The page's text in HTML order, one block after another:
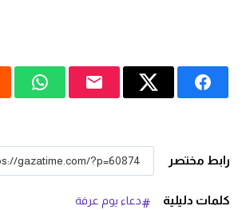
رابط مختصر
كلمات دليلية
دعاء يوم عرفة